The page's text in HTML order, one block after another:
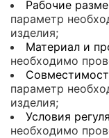
Рабочие
параметр
изделия;
Материал и
необходимо
параметр
изделия;
Условия
необходимо